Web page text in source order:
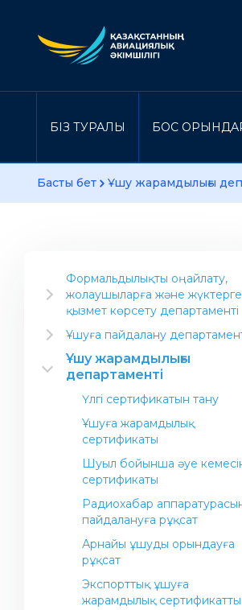
БІЗ ТУРАЛЫ БОС
Басты бет Ұшу жарамдылығы
Формальдылықты оңайлату,
жолаушыларға және жүктерге
қызмет көрсету департаменті
Салаға арналған ақпарат
Департаменттің
Халықаралық стандарттар
Операциялық орталық
Авиакомпания байланыстары
Әуежай байланыстары
ҚР жолаушыларға қызмет
көрсету және олардың
құқықтарын сақтау
нормативтік-құқықтық актілер
Азаматтық әуе кемелерінде
қауіпті жүктерді әуе арқылы
тасымалдау
Ұшуға пайдалану
Әуекомпаниясын ашу
Авиациялық жұмыстарды
орындау үшін компания ашу
Жалпы мақсаттағы авиация
(коммерциялық емес ұшулар)
Азаматтық авиациясы
Ұшу жарамдылығы
департаменті
Үлгі сертификатын тану
Ұшуға жарамдылық
сертификаты
Шуыл бойынша әуе
сертификаты
Радиохабар
пайдалануға рұқсат
Арнайы ұшуды орындауға
рұқсат
Экспорттық ұшуға
жарамдылық сертификатты